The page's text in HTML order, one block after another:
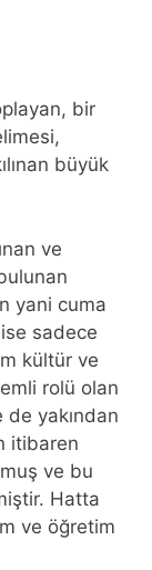
bir
büyük
ve
yani cuma
sadece
kültür ve
rolü olan
yakından
itibaren
ve bu
Hatta
ve öğretim